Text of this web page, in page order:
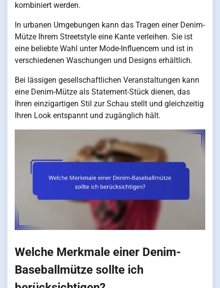
kombiniert werden.
In urbanen Umgebungen kann das Tragen einer Denim-
Mütze Ihrem Streetstyle eine Kante verleihen. Sie ist
eine beliebte Wahl unter Mode-Influencern und ist in
verschiedenen Waschungen und Designs erhältlich.
Bei lässigen gesellschaftlichen Veranstaltungen kann
eine Denim-Mütze als Statement-Stück dienen, das
Ihren einzigartigen Stil zur Schau stellt und gleichzeitig
Ihren Look entspannt und zugänglich hält.
Welche Merkmale einer Denim-
Baseballmütze sollte ich